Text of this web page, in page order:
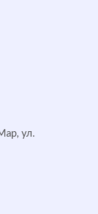
ул.